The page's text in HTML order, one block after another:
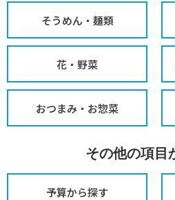
そうめん・麺類
花・野菜
おつまみ・お惣菜
その他の項目
予算から探す